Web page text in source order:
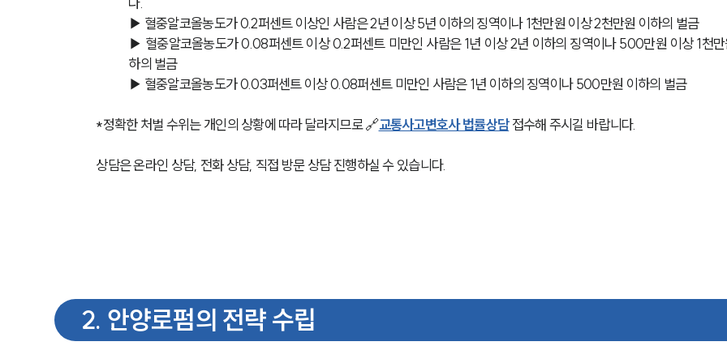
▶ 혈중알코올농도가 0.2퍼센트 이상인 사람은 2년 이상 5년 이하의 징역이나 1천만원 이상 2천만원 이하의 벌금
▶ 혈중알코올농도가 0.08퍼센트 이상 0.2퍼센트 미만인 사람은 1년 이상 2년 이하의 징역이나 500만원 이상 1천
하의 벌금
▶ 혈중알코올농도가 0.03퍼센트 이상 0.08퍼센트 미만인 사람은 1년 이하의 징역이나 500만원 이하의 벌금
*정확한 처벌 수위는 개인의 상황에 따라 달라지므로 🔗교통사고변호사 법률상담 접수해 주시길 바랍니다.
상담은 온라인 상담, 전화 상담, 직접 방문 상담 진행하실 수 있습니다.
2. 안양로펌의 전략 수립